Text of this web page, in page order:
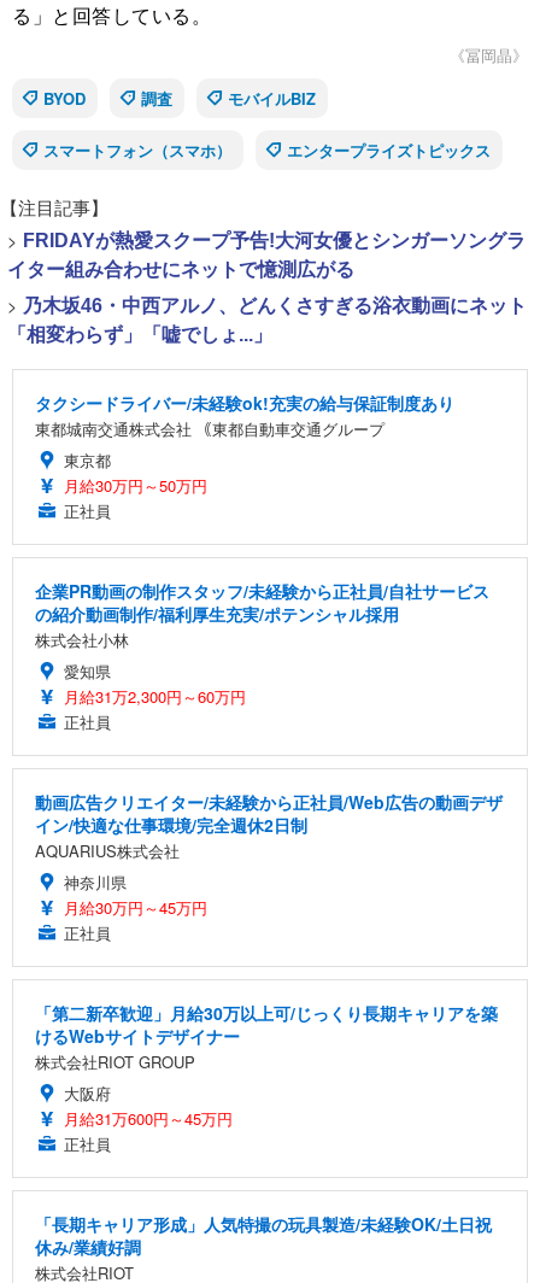
る」と回答している。
《冨岡晶》
BYOD
調査 モバイルBIZ
スマートフォン（スマホ） エンタープライズトピックス
【注目記事】
> FRIDAYが熱愛スクープ予告!大河女優とシンガーソングラ
イター組み合わせにネットで憶測広がる
> 乃木坂46・中西アルノ、どんくさすぎる浴衣動画にネット
「相変わらず」「嘘でしょ...」
タクシードライバー/未経験ok!充実の給与保証制度あり
東都城南交通株式会社 ｟東都自動車交通グループ
東京都
月給30万円～50万円
正社員
企業PR動画の制作スタッフ/未経験から正社員/自社サービス
の紹介動画制作/福利厚生充実/ポテンシャル採用
株式会社小林
愛知県
月給31万2,300円～60万円
正社員
動画広告クリエイター/未経験から正社員/Web広告の動画デザ
イン/快適な仕事環境/完全週休2日制
AQUARIUS株式会社
神奈川県
月給30万円～45万円
正社員
「第二新卒歓迎」月給30万以上可/じっくり長期キャリアを築
けるWebサイトデザイナー
株式会社RIOT GROUP
大阪府
月給31万600円～45万円
正社員
「長期キャリア形成」人気特撮の玩具製造/未経験OK/土日祝
休み/業績好調
株式会社RIOT